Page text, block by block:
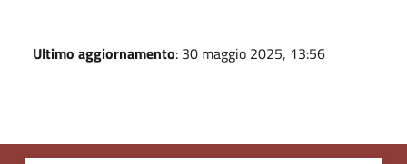
Ultimo aggiornamento: 30 maggio 2025, 13:56